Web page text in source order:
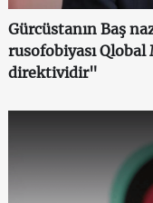
Gürcüstanın Baş
rusofobiyası Qlobal
direktividir"